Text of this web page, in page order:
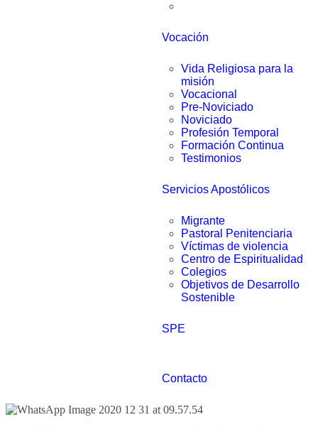
Vocación
Vida Religiosa para la
misión
Vocacional
Pre-Noviciado
Noviciado
Profesión Temporal
Formación Continua
Testimonios
Servicios Apostólicos
Migrante
Pastoral Penitenciaria
Víctimas de violencia
Centro de Espiritualidad
Colegios
Objetivos de Desarrollo
Sostenible
SPE
Contacto